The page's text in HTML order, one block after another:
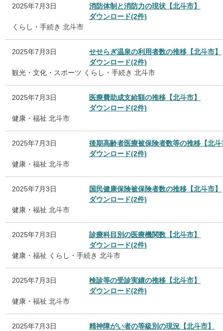
2025年7月3日
消防体制と消防力の現状【北斗市】
ダウンロード(2件)
くらし・手続き 北斗市
2025年7月3日
せせらぎ温泉の利用者数の推移【北斗市】
ダウンロード(2件)
観光・文化・スポーツ くらし・手続き 北斗市
2025年7月3日
医療費助成支給額の推移【北斗市】
ダウンロード(2件)
健康・福祉 北斗市
2025年7月3日
後期高齢者医療被保険者数等の推移【北斗
ダウンロード(2件)
健康・福祉 北斗市
2025年7月3日
国民健康保険被保険者数の推移【北斗市】
ダウンロード(2件)
健康・福祉 北斗市
2025年7月3日
診療科目別の医療機関数【北斗市】
ダウンロード(2件)
健康・福祉 くらし・手続き 北斗市
2025年7月3日
検診等の受診実績の推移【北斗市】
ダウンロード(2件)
健康・福祉 北斗市
2025年7月3日
精神障がい者の等級別の現況【北斗市】